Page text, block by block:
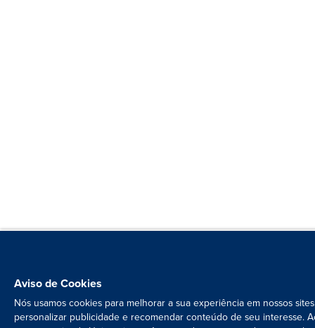
Aviso de Cookies
Nós usamos cookies para melhorar a sua experiência em nossos
personalizar publicidade e recomendar conteúdo de seu interesse.